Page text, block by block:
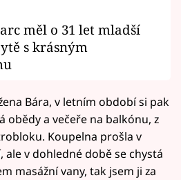
měl o 31 let mladší
s krásným
Bára, v letním období si pak
obědy a večeře na balkónu, z
Koupelna prošla v
v dohledné době se chystá
masážní vany, tak jsem ji za